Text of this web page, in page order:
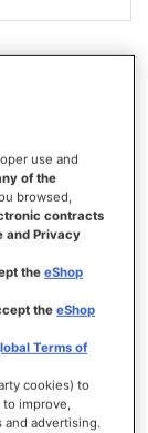
use and
of the
browsed,
contracts
and Privacy
theeShop
theeShop
Terms of
cookies) to
improve,
and advertising.